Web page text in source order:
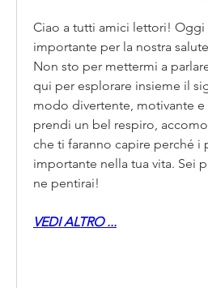
Ciao a tutti amici lettori!
importante per la nostra
Non sto per mettermi a
qui per esplorare insieme il
modo divertente, motivante
prendi un bel respiro,
che ti faranno capire perché
importante nella tua vita. Sei
ne pentirai!
VEDI ALTRO ...